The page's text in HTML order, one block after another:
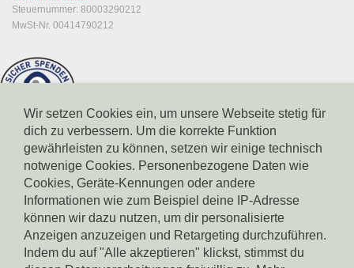
Steuernummer: 80003290212
MwSt-Nr. 00414790212
Spendenkonto Südtiroler Sparkasse
IBAN: IT17X0604511601000000110801
BIC: CRBZIT2B001
Wir setzen Cookies ein, um unsere Webseite stetig für
dich zu verbessern. Um die korrekte Funktion
gewährleisten zu können, setzen wir einige technisch
notwenige Cookies. Personenbezogene Daten wie
Cookies, Geräte-Kennungen oder andere
Informationen wie zum Beispiel deine IP-Adresse
können wir dazu nutzen, um dir personalisierte
Anzeigen anzuzeigen und Retargeting durchzuführen.
Indem du auf "Alle akzeptieren" klickst, stimmst du